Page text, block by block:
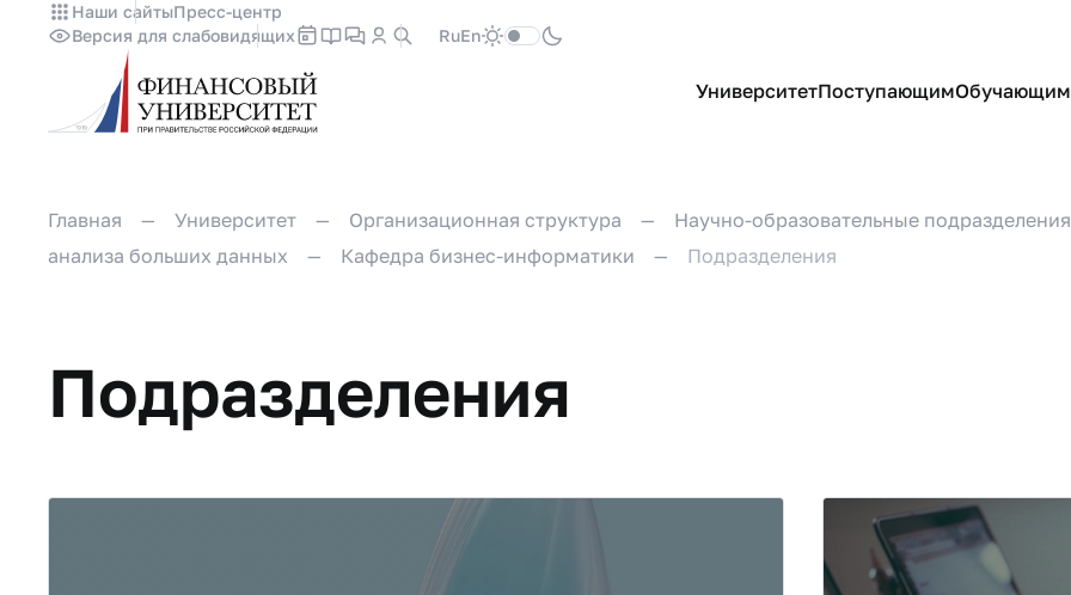
Наши сайтыПресс-центр
Версия для слабовидящих
RuEn
УниверситетПоступающим
Главная Университет Организационная структура
Научно-образовательные подразделения
анализа больших данных
Кафедра бизнес-информатики Подразделения
Подразделения
Лаборатория Интерфакса